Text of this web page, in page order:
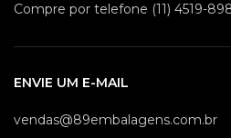
Compre por telefone (11) 4519-
ENVIE UM E-MAIL
vendas@89embalagens.com.br